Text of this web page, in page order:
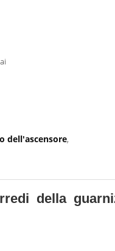
dell'ascensore,
della